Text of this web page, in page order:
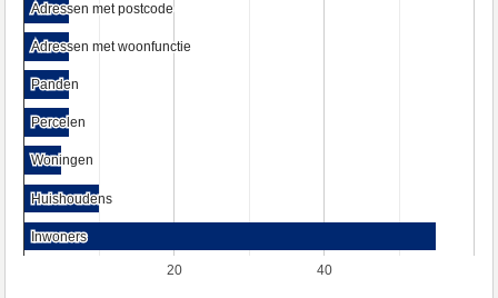
20 40
Adressen met postcode
Adressen met postcode
Adressen met woonfunctie
Adressen met woonfunctie
Panden
Panden
Percelen
Percelen
Woningen
Woningen
Huishoudens
Huishoudens
Inwoners
Inwoners